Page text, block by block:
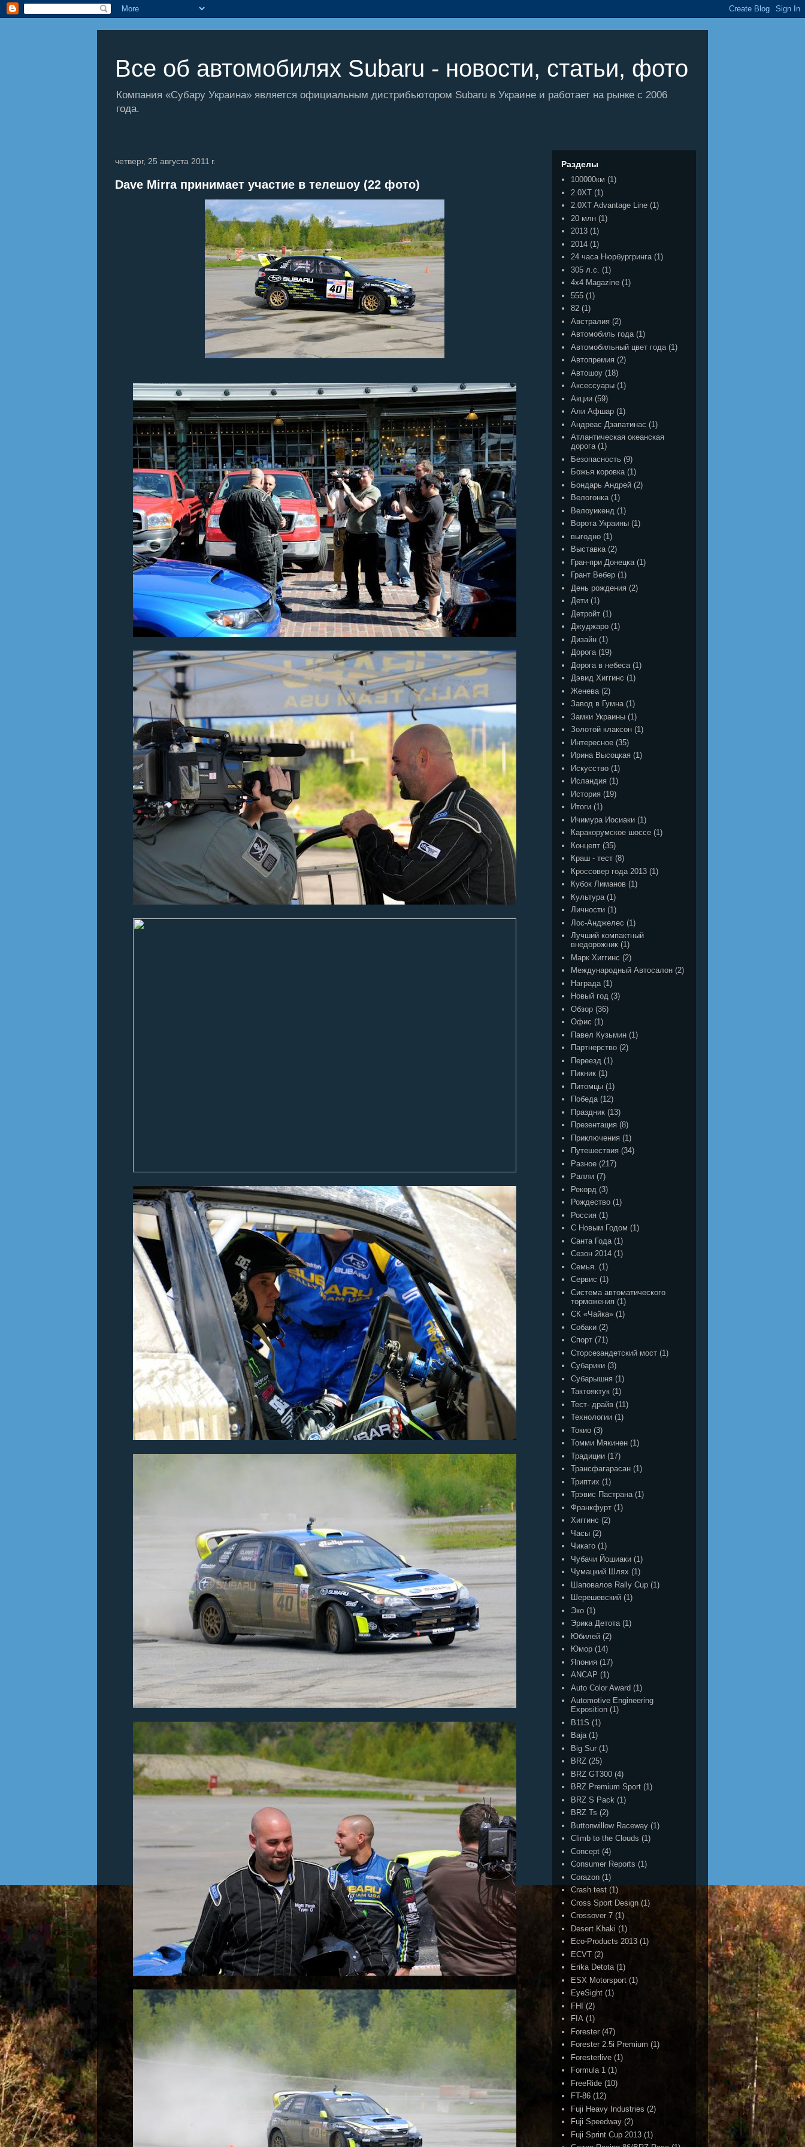
Все об автомобилях Subaru - новости, статьи, фото
Компания «Субару Украина» является официальным дистрибьютором Subaru в Украине и работает на рынке с 2006
года.
четверг, 25 августа 2011 г.
Dave Mirra принимает участие в телешоу (22 фото)
Разделы
100000км (1)
2.0XT (1)
2.0XT Advantage Line (1)
20 млн (1)
2013 (1)
2014 (1)
24 часа Нюрбургринга (1)
305 л.с.
(1)
4x4 Magazine (1)
555 (1)
82 (1)
Австралия (2)
Автомобиль года (1)
Автомобильный цвет года (1)
Автопремия (2)
Автошоу (18)
Аксессуары (1)
Акции (59)
Али Афшар (1)
Андреас Дзапатинас (1)
Атлантическая океанская
дорога (1)
Безопасность (9)
Божья коровка (1)
Бондарь Андрей (2)
Велогонка (1)
Велоуикенд (1)
Ворота Украины (1)
выгодно (1)
Выставка (2)
Гран-при Донецка (1)
Грант Вебер (1)
День рождения (2)
Дети (1)
Детройт (1)
Джуджаро (1)
Дизайн (1)
Дорога (19)
Дорога в небеса (1)
Дэвид Хиггинс (1)
Женева (2)
Завод в Гумна (1)
Замки Украины (1)
Золотой клаксон (1)
Интересное (35)
Ирина Высоцкая (1)
Искусство (1)
Исландия (1)
История (19)
Итоги (1)
Ичимура Иосиаки (1)
Каракорумское шоссе (1)
Концепт (35)
Краш - тест (8)
Кроссовер года 2013 (1)
Кубок Лиманов (1)
Культура (1)
Личности (1)
Лос-Анджелес (1)
Лучший компактный
внедорожник (1)
Марк Хиггинс (2)
Международный Автосалон (2)
Награда (1)
Новый год (3)
Обзор (36)
Офис (1)
Павел Кузьмин (1)
Партнерство (2)
Переезд (1)
Пикник (1)
Питомцы (1)
Победа (12)
Праздник (13)
Презентация (8)
Приключения (1)
Путешествия (34)
Разное (217)
Ралли (7)
Рекорд (3)
Рождество (1)
Россия (1)
С Новым Годом (1)
Санта Года (1)
Сезон 2014 (1)
Семья. (1)
Сервис (1)
Система автоматического
торможения (1)
СК «Чайка» (1)
Собаки (2)
Спорт (71)
Сторсезандетский мост (1)
Субарики (3)
Субарышня (1)
Тактояктук (1)
Тест- драйв (11)
Технологии (1)
Токио (3)
Томми Мякинен (1)
Традиции (17)
Трансфагарасан (1)
Триптих (1)
Трэвис Пастрана (1)
Франкфурт (1)
Хиггинс (2)
Часы (2)
Чикаго (1)
Чубачи Йошиаки (1)
Чумацкий Шлях (1)
Шаповалов Rally Cup (1)
Шерешевский (1)
Эко (1)
Эрика Детота (1)
Юбилей (2)
Юмор (14)
Япония (17)
ANCAP (1)
Auto Color Award (1)
Automotive Engineering
Exposition (1)
B11S (1)
Baja (1)
Big Sur (1)
BRZ (25)
BRZ GT300 (4)
BRZ Premium Sport (1)
BRZ S Pack (1)
BRZ Ts (2)
Buttonwillow Raceway (1)
Climb to the Clouds (1)
Concept (4)
Consumer Reports (1)
Corazon (1)
Crash test (1)
Cross Sport Design (1)
Crossover 7 (1)
Desert Khaki (1)
Eco-Products 2013 (1)
ECVT (2)
Erika Detota (1)
ESX Motorsport (1)
EyeSight (1)
FHI
(2)
FIA (1)
Forester (47)
Forester 2.5i Premium (1)
Foresterlive (1)
Formula 1 (1)
FreeRide (10)
FT-86 (12)
Fuji Heavy Industries (2)
Fuji Speedway (2)
Fuji Sprint Cup 2013 (1)